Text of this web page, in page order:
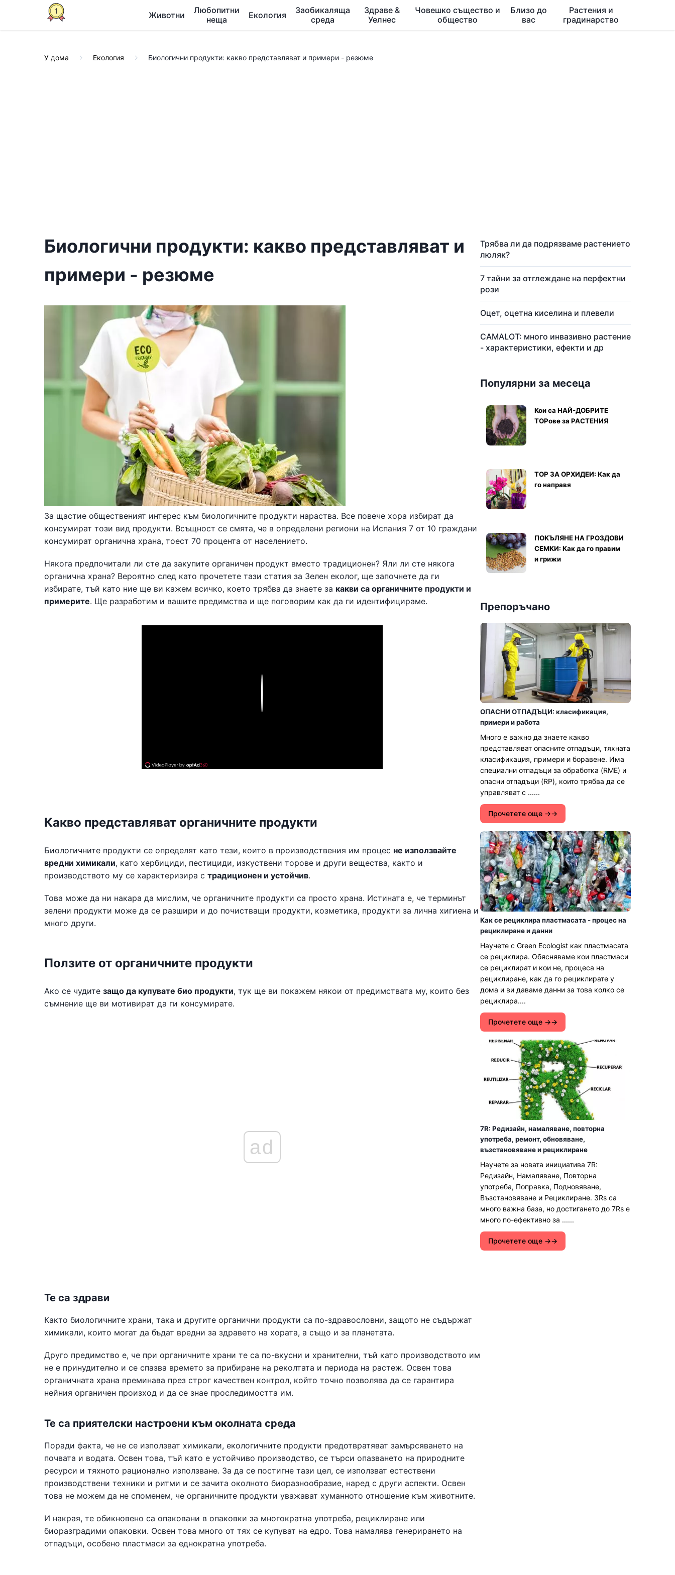
Животни
Любопитни
неща
Екология
Заобикаляща
среда
Здраве &
Уелнес
Човешко същество и
общество
Близо до
вас
Растения и
градинарство
У дома Екология Биологични продукти: какво представляват и примери - резюме
Биологични продукти: какво представляват и
примери - резюме
За щастие общественият интерес към биологичните продукти нараства. Все повече хора избират да
консумират този вид продукти. Всъщност се смята, че в определени региони на Испания 7 от 10 граждани
консумират органична храна, тоест 70 процента от населението.
Някога предпочитали ли сте да закупите органичен продукт вместо традиционен? Яли ли сте някога
органична храна? Вероятно след като прочетете тази статия за Зелен еколог, ще започнете да ги
избирате, тъй като ние ще ви кажем всичко, което трябва да знаете за какви са органичните продукти и
примерите. Ще разработим и вашите предимства и ще поговорим как да ги идентифицираме.
Какво представляват органичните продукти
Биологичните продукти се определят като тези, които в производствения им процес не използвайте
вредни химикали, като хербициди, пестициди, изкуствени торове и други вещества, както и
производството му се характеризира с традиционен и устойчив.
Това може да ни накара да мислим, че органичните продукти са просто храна. Истината е, че терминът
зелени продукти може да се разшири и до почистващи продукти, козметика, продукти за лична хигиена и
много други.
Ползите от органичните продукти
Ако се чудите защо да купувате био продукти, тук ще ви покажем някои от предимствата му, които без
съмнение ще ви мотивират да ги консумирате.
ad
Те са здрави
Както биологичните храни, така и другите органични продукти са по-здравословни, защото не съдържат
химикали, които могат да бъдат вредни за здравето на хората, а също и за планетата.
Друго предимство е, че при органичните храни те са по-вкусни и хранителни, тъй като производството им
не е принудително и се спазва времето за прибиране на реколтата и периода на растеж. Освен това
органичната храна преминава през строг качествен контрол, който точно позволява да се гарантира
нейния органичен произход и да се знае проследимостта им.
Те са приятелски настроени към околната среда
Поради факта, че не се използват химикали, екологичните продукти предотвратяват замърсяването на
почвата и водата. Освен това, тъй като е устойчиво производство, се търси опазването на природните
ресурси и тяхното рационално използване. За да се постигне тази цел, се използват естествени
производствени техники и ритми и се зачита околното биоразнообразие, наред с други аспекти. Освен
това не можем да не споменем, че органичните продукти уважават хуманното отношение към животните.
И накрая, те обикновено са опаковани в опаковки за многократна употреба, рециклиране или
биоразградими опаковки. Освен това много от тях се купуват на едро. Това намалява генерирането на
отпадъци, особено пластмаси за еднократна употреба.
Трябва ли да подрязваме растението
люляк?
7 тайни за отглеждане на перфектни
рози
Оцет, оцетна киселина и плевели
CAMALOT: много инвазивно растение
- характеристики, ефекти и др
Популярни за месеца
Кои са НАЙ-ДОБРИТЕ
ТОРове за РАСТЕНИЯ
ТОР ЗА ОРХИДЕИ: Как да
го направя
ПОКЪЛЯНЕ НА ГРОЗДОВИ
СЕМКИ: Как да го правим
и грижи
Препоръчано
ОПАСНИ ОТПАДЪЦИ: класификация,
примери и работа
Много е важно да знаете какво
представляват опасните отпадъци, тяхната
класификация, примери и боравене. Има
специални отпадъци за обработка (RME) и
опасни отпадъци (RP), които трябва да се
управляват с ......
Прочетете още →
Как се рециклира пластмасата - процес на
рециклиране и данни
Научете с Green Ecologist как пластмасата
се рециклира. Обясняваме кои пластмаси
се рециклират и кои не, процеса на
рециклиране, как да го рециклирате у
дома и ви даваме данни за това колко се
рециклира....
Прочетете още →
7R: Редизайн, намаляване, повторна
употреба, ремонт, обновяване,
възстановяване и рециклиране
Научете за новата инициатива 7R:
Редизайн, Намаляване, Повторна
употреба, Поправка, Подновяване,
Възстановяване и Рециклиране. 3Rs са
много важна база, но достигането до 7Rs е
много по-ефективно за ......
Прочетете още →